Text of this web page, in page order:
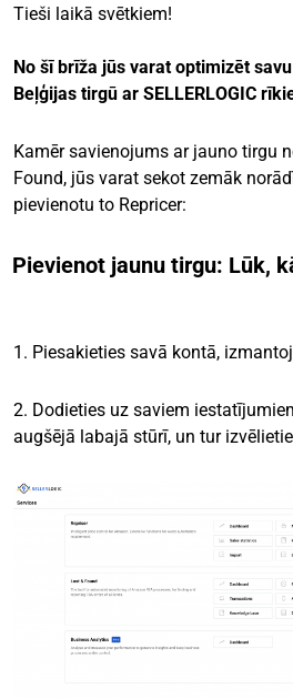
Tieši laikā svētkiem!
No šī brīža jūs varat optimizēt
Beļģijas tirgū ar SELLERLOGIC
Kamēr savienojums ar jauno tirgu
Found, jūs varat sekot zemāk
pievienotu to Repricer:
Pievienot jaunu tirgu: Lūk,
1. Piesakieties savā kontā,
2. Dodieties uz saviem
augšējā labajā stūrī, un tur